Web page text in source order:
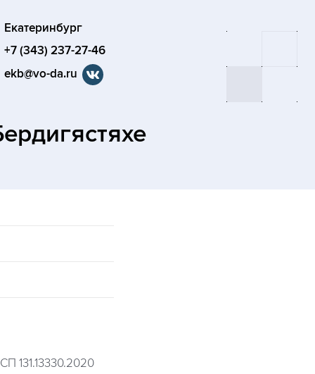
Екатеринбург
+7 (343) 237-27-46
ekb@vo-da.ru
131.13330.2020